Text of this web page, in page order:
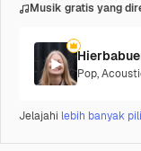
Musik gratis yang
Pop,
Jelajahi lebih banyak